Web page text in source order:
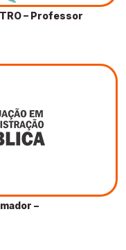
– Professor
–